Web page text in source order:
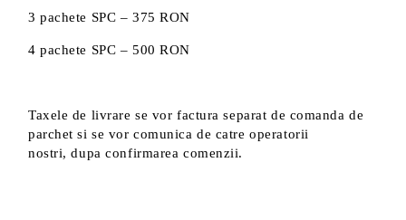
3 pachete SPC – 375 RON
4 pachete SPC – 500 RON
Taxele de livrare se vor factura separat de comanda de
parchet si se vor comunica de catre operatorii
nostri, dupa confirmarea comenzii.